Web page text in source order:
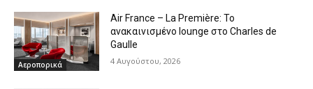
Αεροπορικά
Air France – La Première: Το
ανακαινισμένο lounge στο Charles de
Gaulle
4 Αυγούστου, 2026